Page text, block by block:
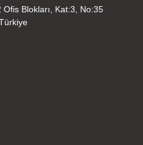
Ofis Blokları, Kat:3, No:35